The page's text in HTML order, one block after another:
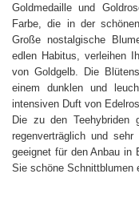
Goldmedaille und
Farbe, die in der
Große nostalgische
edlen Habitus, verleihen
von Goldgelb. Die
einem dunklen und
intensiven Duft von
Die zu den Teehybriden
regenverträglich und
geeignet für den Anbau in
Sie schöne Schnittblumen